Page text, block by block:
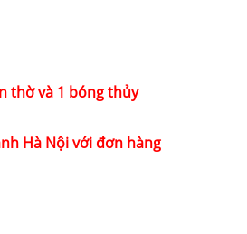
1.120.000₫.
thờ và 1 bóng thủy
Hà Nội với đơn hàng